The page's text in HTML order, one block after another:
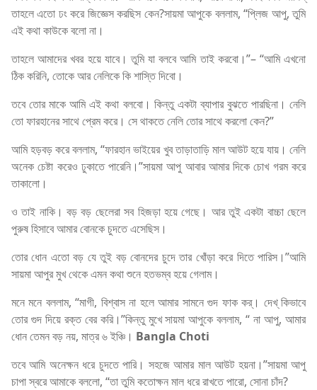
তাহলে এতো ঢং করে জিজ্ঞেস করছিস কেন?সায়মা আপুকে বললাম, “প্লিজ আপু, তুমি
এই কথা কাউকে বলো না।
তাহলে আমাদের খবর হয়ে যাবে। তুমি যা বলবে আমি তাই করবো।”– “আমি এখনো
ঠিক করিনি, তোকে আর নেলিকে কি শাস্তি দিবো।
তবে তোর মাকে আমি এই কথা বলবো। কিন্তু একটা ব্যাপার বুঝতে পারছিনা। নেলি
তো ফারহানের সাথে প্রেম করে। সে থাকতে নেলি তোর সাথে করলো কেন?”
আমি হড়বড় করে বললাম, “ফারহান ভাইয়ের খুব তাড়াতাড়ি মাল আউট হয়ে যায়। নেলি
অনেক চেষ্টা করেও ঢুকাতে পারেনি।”সায়মা আপু আবার আমার দিকে চোখ গরম করে
তাকালো।
ও তাই নাকি। বড় বড় ছেলেরা সব হিজড়া হয়ে গেছে। আর তুই একটা বাচ্চা ছেলে
পুরুষ হিসাবে আমার বোনকে চুদতে এসেছিস।
তোর ধোন এতো বড় যে তুই বড় বোনদের চুদে তার খোঁড়া করে দিতে পারিস।”আমি
সায়মা আপুর মুখ থেকে এমন কথা শুনে হতভম্ব হয়ে গেলাম।
মনে মনে বললাম, “মাগী, বিশ্বাস না হলে আমার সামনে গুদ ফাক কর্‌। দেখ্‌ কিভাবে
তোর গুদ দিয়ে রক্ত বের করি।”কিন্তু মুখে সায়মা আপুকে বললাম, “ না আপু, আমার
ধোন তেমন বড় নয়, মাত্র ৬ ইঞ্চি। Bangla Choti
তবে আমি অনেক্ষন ধরে চুদতে পারি। সহজে আমার মাল আউট হয়না।”সায়মা আপু
চাপা স্বরে আমাকে বললো, “তা তুমি কতোক্ষন মাল ধরে রাখতে পারো, সোনা চাঁদ?